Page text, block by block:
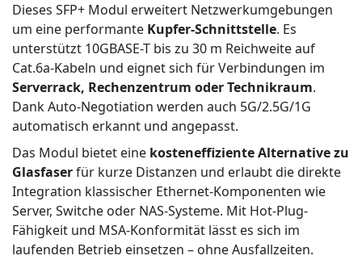
Dieses SFP+ Modul erweitert Netzwerkumgebungen
um eine performante Kupfer-Schnittstelle. Es
unterstützt 10GBASE-T bis zu 30 m Reichweite auf
Cat.6a-Kabeln und eignet sich für Verbindungen im
Serverrack, Rechenzentrum oder Technikraum.
Dank Auto-Negotiation werden auch 5G/2.5G/1G
automatisch erkannt und angepasst.
Das Modul bietet eine kosteneffiziente Alternative zu
Glasfaserfür kurze Distanzen und erlaubt die direkte
Integration klassischer Ethernet-Komponenten wie
Server, Switche oder NAS-Systeme. Mit Hot-Plug-
Fähigkeit und MSA-Konformität lässt es sich im
laufenden Betrieb einsetzen – ohne Ausfallzeiten.